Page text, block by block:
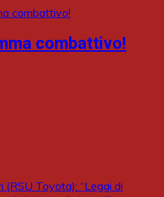
combattivo!